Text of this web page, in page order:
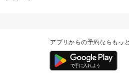
アプリからの予約ならもっ